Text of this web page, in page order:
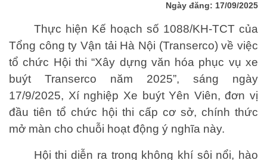
Ngày đăng: 17/09/2025
Thực hiện Kế hoạch số 1088/KH-TCT của
Tổng công ty Vận tải Hà Nội (Transerco) về việc
tổ chức Hội thi “Xây dựng văn hóa phục vụ xe
buýt Transerco năm 2025”, sáng ngày
17/9/2025, Xí nghiệp Xe buýt Yên Viên, đơn vị
đầu tiên tổ chức hội thi cấp cơ sở, chính thức
mở màn cho chuỗi hoạt động ý nghĩa này.
Hội thi diễn ra trong không khí sôi nổi, hào